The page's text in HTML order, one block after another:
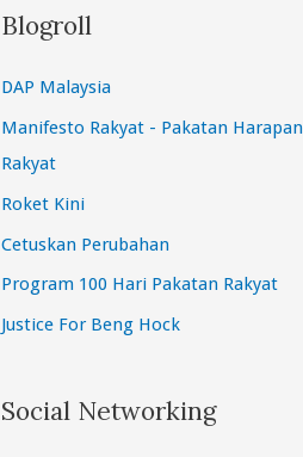
Blogroll
DAP Malaysia
Manifesto Rakyat - Pakatan Harapan
Rakyat
Roket Kini
Cetuskan Perubahan
Program 100 Hari Pakatan Rakyat
Justice For Beng Hock
Social Networking